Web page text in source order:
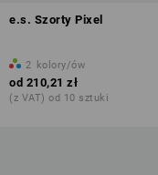
e.s. Szorty Pixel
2 kolory/ów
od 210,21 zł
(z VAT) od 10 sztuki